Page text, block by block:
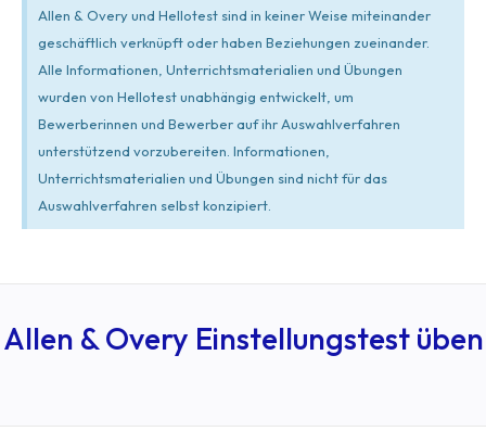
Allen & Overy und Hellotest sind in keiner Weise miteinander
geschäftlich verknüpft oder haben Beziehungen zueinander.
Alle Informationen, Unterrichtsmaterialien und Übungen
wurden von Hellotest unabhängig entwickelt, um
Bewerberinnen und Bewerber auf ihr Auswahlverfahren
unterstützend vorzubereiten. Informationen,
Unterrichtsmaterialien und Übungen sind nicht für das
Auswahlverfahren selbst konzipiert.
Allen & Overy Einstellungstest üben